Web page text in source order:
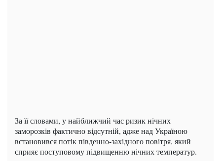
За її словами, у найближчий час ризик нічних
заморозків фактично відсутній, адже над Україною
встановився потік південно-західного повітря, який
сприяє поступовому підвищенню нічних температур.